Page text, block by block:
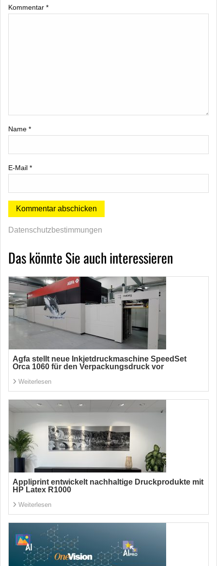
Kommentar *
Name *
E-Mail *
Datenschutzbestimmungen
Das könnte Sie auch interessieren
Agfa stellt neue Inkjetdruckmaschine SpeedSet
Orca 1060 für den Verpackungsdruck vor
Weiterlesen
Appliprint entwickelt nachhaltige Druckprodukte mit
HP Latex R1000
Weiterlesen